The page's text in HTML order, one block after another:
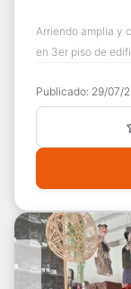
Arriendo amplia y
en 3er piso de
Publicado: 29/07/